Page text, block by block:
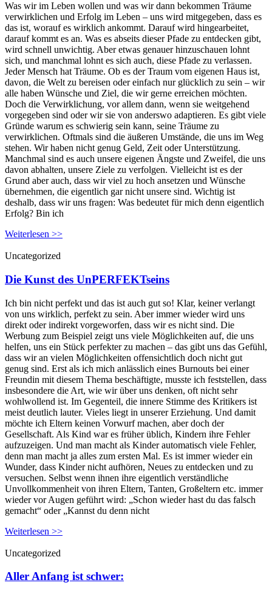
Was wir im Leben wollen und was wir dann bekommen Träume
verwirklichen und Erfolg im Leben – uns wird mitgegeben, dass es
das ist, worauf es wirklich ankommt. Darauf wird hingearbeitet,
darauf kommt es an. Was es abseits dieser Pfade zu entdecken gibt,
wird schnell unwichtig. Aber etwas genauer hinzuschauen lohnt
sich, und manchmal lohnt es sich auch, diese Pfade zu verlassen.
Jeder Mensch hat Träume. Ob es der Traum vom eigenen Haus ist,
davon, die Welt zu bereisen oder einfach nur glücklich zu sein – wir
alle haben Wünsche und Ziel, die wir gerne erreichen möchten.
Doch die Verwirklichung, vor allem dann, wenn sie weitgehend
vorgegeben sind oder wir sie von anderswo adaptieren. Es gibt viele
Gründe warum es schwierig sein kann, seine Träume zu
verwirklichen. Oftmals sind die äußeren Umstände, die uns im Weg
stehen. Wir haben nicht genug Geld, Zeit oder Unterstützung.
Manchmal sind es auch unsere eigenen Ängste und Zweifel, die uns
davon abhalten, unsere Ziele zu verfolgen. Vielleicht ist es der
Grund aber auch, dass wir viel zu hoch ansetzen und Wünsche
übernehmen, die eigentlich gar nicht unsere sind. Wichtig ist
deshalb, dass wir uns fragen: Was bedeutet für mich denn eigentlich
Erfolg? Bin ich
Weiterlesen >>
Uncategorized
Die Kunst des UnPERFEKTseins
Ich bin nicht perfekt und das ist auch gut so! Klar, keiner verlangt
von uns wirklich, perfekt zu sein. Aber immer wieder wird uns
direkt oder indirekt vorgeworfen, dass wir es nicht sind. Die
Werbung zum Beispiel zeigt uns viele Möglichkeiten auf, die uns
helfen, uns ein Stück perfekter zu machen – das gibt uns das Gefühl,
dass wir an vielen Möglichkeiten offensichtlich doch nicht gut
genug sind. Erst als ich mich anlässlich eines Burnouts bei einer
Freundin mit diesem Thema beschäftigte, musste ich feststellen, dass
insbesondere die Art, wie wir über uns denken, oft nicht sehr
wohlwollend ist. Im Gegenteil, die innere Stimme des Kritikers ist
meist deutlich lauter. Vieles liegt in unserer Erziehung. Und damit
möchte ich Eltern keinen Vorwurf machen, aber doch der
Gesellschaft. Als Kind war es früher üblich, Kindern ihre Fehler
aufzuzeigen. Und man macht als Kinder automatisch viele Fehler,
denn man macht ja alles zum ersten Mal. Es ist immer wieder ein
Wunder, dass Kinder nicht aufhören, Neues zu entdecken und zu
versuchen. Selbst wenn ihnen ihre eigentlich verständliche
Unvollkommenheit von ihren Eltern, Tanten, Großeltern etc. immer
wieder vor Augen geführt wird: „Schon wieder hast du das falsch
gemacht“ oder „Kannst du denn nicht
Weiterlesen >>
Uncategorized
Aller Anfang ist schwer: